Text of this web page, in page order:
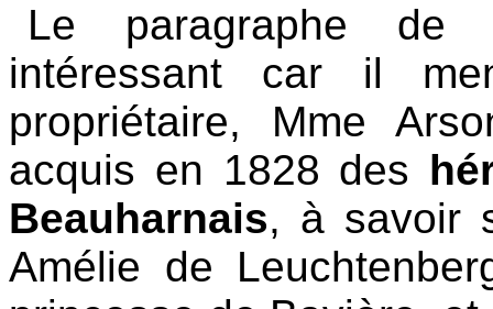
Le paragraphe de
intéressant car il
propriétaire, Mme
acquis en 1828 des
Beauharnais, à savoir
Amélie de